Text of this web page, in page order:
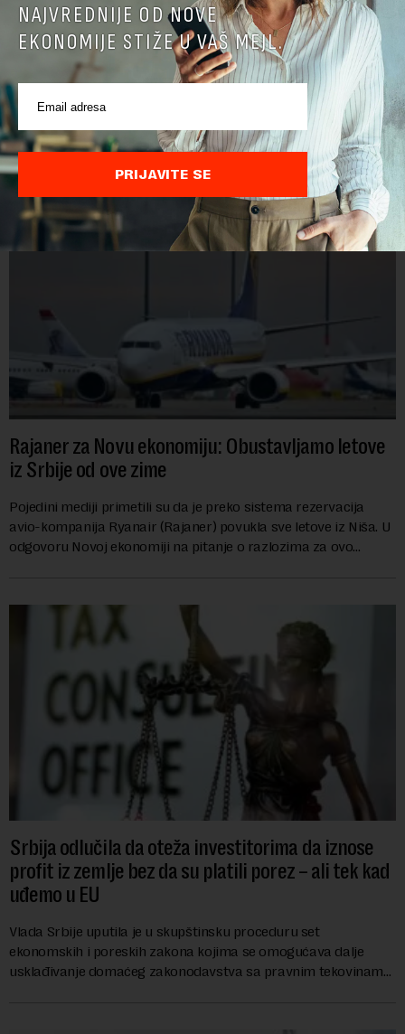
Objavljene nove cene goriva: Poskupeo dizel
U narednih sedam dana cena evrodizela biće viša za jedan
dinar, dok cena benzina ostaje nepromenjena.Tako će evrodizel
koštati 227 dinara po litru. Cena benzina, kao i dosad, biće 202
dinara po litru. ...
Rajaner za Novu ekonomiju: Obustavljamo letove
iz Srbije od ove zime
Pojedini mediji primetili su da je preko sistema rezervacija
avio-kompanija Ryanair (Rajaner) povukla sve letove iz Niša. U
odgovoru Novoj ekonomiji na pitanje o razlozima za ovo
Srbija odlučila da oteža investitorima da iznose
profit iz zemlje bez da su platili porez – ali tek kad
uđemo u EU
Vlada Srbije uputila je u skupštinsku proceduru set
ekonomskih i poreskih zakona kojima se omogućava dalje
usklađivanje domaćeg zakonodavstva sa pravnim tekovinama
NAJVREDNIJE OD NOVE
EKONOMIJE STIŽE U VAŠ MEJL.
PRIJAVITE SE